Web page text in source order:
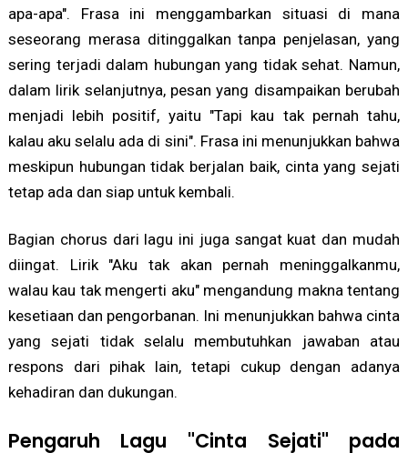
apa-apa". Frasa ini menggambarkan situasi di mana
seseorang merasa ditinggalkan tanpa penjelasan, yang
sering terjadi dalam hubungan yang tidak sehat. Namun,
dalam lirik selanjutnya, pesan yang disampaikan berubah
menjadi lebih positif, yaitu "Tapi kau tak pernah tahu,
kalau aku selalu ada di sini". Frasa ini menunjukkan bahwa
meskipun hubungan tidak berjalan baik, cinta yang sejati
tetap ada dan siap untuk kembali.
Bagian chorus dari lagu ini juga sangat kuat dan mudah
diingat. Lirik "Aku tak akan pernah meninggalkanmu,
walau kau tak mengerti aku" mengandung makna tentang
kesetiaan dan pengorbanan. Ini menunjukkan bahwa cinta
yang sejati tidak selalu membutuhkan jawaban atau
respons dari pihak lain, tetapi cukup dengan adanya
kehadiran dan dukungan.
Pengaruh Lagu "Cinta Sejati" pada